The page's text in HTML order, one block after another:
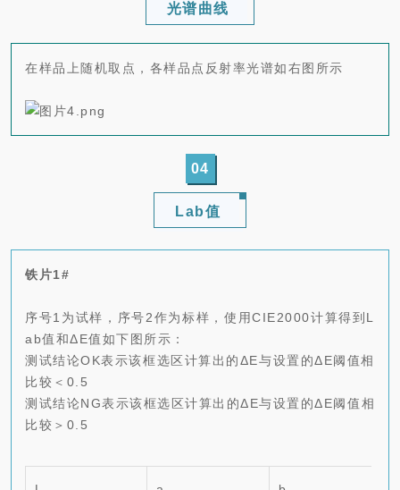
光谱曲线
在样品上随机取点，各样品点反射率光谱如右图所示
04
Lab值
铁片1#
序号1为试样，序号2作为标样，使用CIE2000计算得到L
ab值和ΔE值如下图所示：
测试结论OK表示该框选区计算出的ΔE与设置的ΔE阈值相
比较＜0.5
测试结论NG表示该框选区计算出的ΔE与设置的ΔE阈值相
比较＞0.5